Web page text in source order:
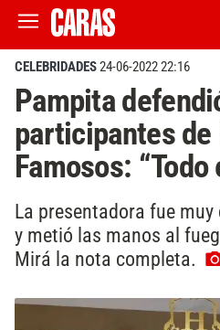
CELEBRIDADES24-06-2022 22:16
Pampita
participantes de
Famosos: “Todo
La presentadora fue
y metió las manos al
Mirá la nota completa.